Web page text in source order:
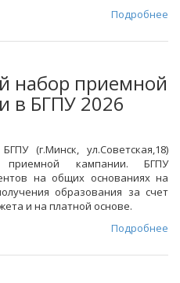
Подробнее
набор приемной
в БГПУ 2026
(г.Минск, ул.Советская,18)
кампании. БГПУ
на общих основаниях на
образования за счет
и на платной основе.
Подробнее